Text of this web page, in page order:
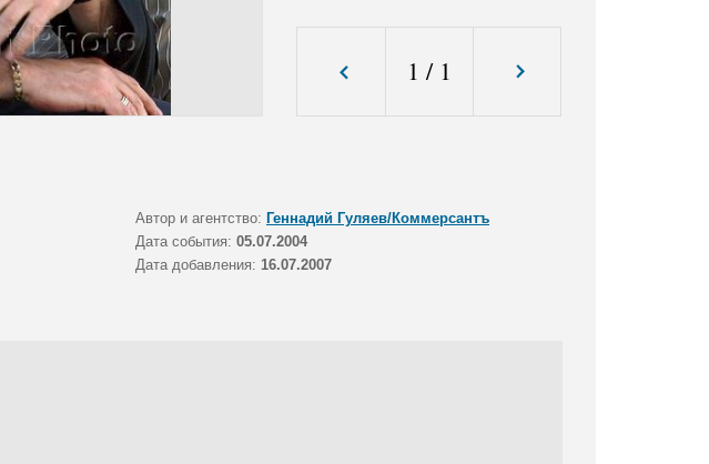
1 / 1
Автор и агентство: Геннадий Гуляев/Коммерсантъ
Дата события: 05.07.2004
Дата добавления: 16.07.2007